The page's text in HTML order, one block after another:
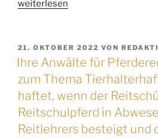
„Pressemitteilung
Köln
vom
31.10.2022
Ein
Pferdetritt
kann
schlimme
weiterlesen
VERÖFFENTLICHT
AM
21. OKTOBER 2022 VON
Ihre Anwälte für
zum Thema
haftet, wenn der
Reitschulpferd in
Reitlehrers besteigt und